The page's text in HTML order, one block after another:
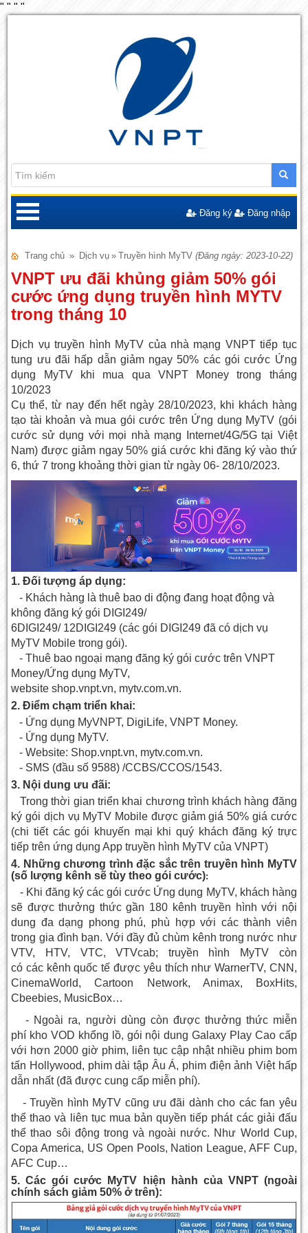
" " " "
Đăng ký Đăng nhập
Trang chủ » Dịch vụ » Truyền hình MyTV (Đăng ngày: 2023-10-22)
VNPT ưu đãi khủng giảm 50% gói
cước ứng dụng truyền hình MYTV
trong tháng 10
Dịch vụ truyền hình MyTV của nhà mạng VNPT tiếp tục
tung ưu đãi hấp dẫn giảm ngay 50% các gói cước Ứng
dụng MyTV khi mua qua VNPT Money trong tháng
10/2023
Cụ thể, từ nay đến hết ngày 28/10/2023, khi khách hàng
tạo tài khoản và mua gói cước trên Ứng dụng MyTV (gói
cước sử dụng với mọi nhà mạng Internet/4G/5G tại Việt
Nam) được giảm ngay 50% giá cước khi đăng ký vào thứ
6, thứ 7 trong khoảng thời gian từ ngày 06- 28/10/2023.
1. Đối tượng áp dụng:
- Khách hàng là thuê bao di động đang hoạt động và
không đăng ký gói DIGI249/
6DIGI249/ 12DIGI249 (các gói DIGI249 đã có dịch vụ
MyTV Mobile trong gói).
- Thuê bao ngoại mạng đăng ký gói cước trên VNPT
Money/Ứng dụng MyTV,
website shop.vnpt.vn, mytv.com.vn.
2. Điểm chạm triển khai:
- Ứng dụng MyVNPT, DigiLife, VNPT Money.
- Ứng dụng MyTV.
- Website: Shop.vnpt.vn, mytv.com.vn.
- SMS (đầu số 9588) /CCBS/CCOS/1543.
3. Nội dung ưu đãi:
Trong thời gian triển khai chương trình khách hàng đăng
ký gói dịch vụ MyTV Mobile được giảm giá 50% giá cước
(chi tiết các gói khuyến mại khi quý khách đăng ký trực
tiếp trên ứng dụng Apptruyền hình MyTV của VNPT)
4. Những chương trình đặc sắc trên truyền hình MyTV
(số lượng kênh sẽ tùy theo gói cước):
- Khi đăng ký các gói cước Ứng dụng MyTV, khách hàng
sẽ được thưởng thức gần 180 kênh truyền hình với nội
dung đa dạng phong phú, phù hợp với các thành viên
trong gia đình bạn. Với đầy đủ chùm kênh trong nước như
VTV, HTV, VTC, VTVcab; truyền hình MyTV còn
có các kênh quốc tế được yêu thích như WarnerTV, CNN,
CinemaWorld, Cartoon Network, Animax, BoxHits,
Cbeebies, MusicBox…
- Ngoài ra, người dùng còn được thưởng thức miễn
phí kho VOD khổng lồ, gói nội dung Galaxy Play Cao cấp
với hơn 2000 giờ phim, liên tục cập nhật nhiều phim bom
tấn Hollywood, phim dài tập Âu Á, phim điện ảnh Việt hấp
dẫn nhất (đã được cung cấp miễn phí).
- Truyền hình MyTV cũng ưu đãi dành cho các fan yêu
thể thao và liên tục mua bản quyền tiếp phát các giải đấu
thể thao sôi động trong và ngoài nước. Như World Cup,
Copa America, US Open Pools, Nation League, AFF Cup,
AFC Cup…
5. Các gói cước MyTV hiện hành của VNPT (ngoài
chính sách giảm 50% ở trên):